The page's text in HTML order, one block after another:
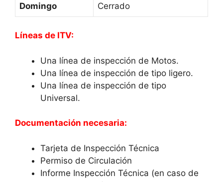
Domingo Cerrado
Líneas de ITV:
Una línea de inspección de Motos.
Una línea de inspección de tipo ligero.
Una línea de inspección de tipo
Universal.
Documentación necesaria:
Tarjeta de Inspección Técnica
Permiso de Circulación
Informe Inspección Técnica (en caso de